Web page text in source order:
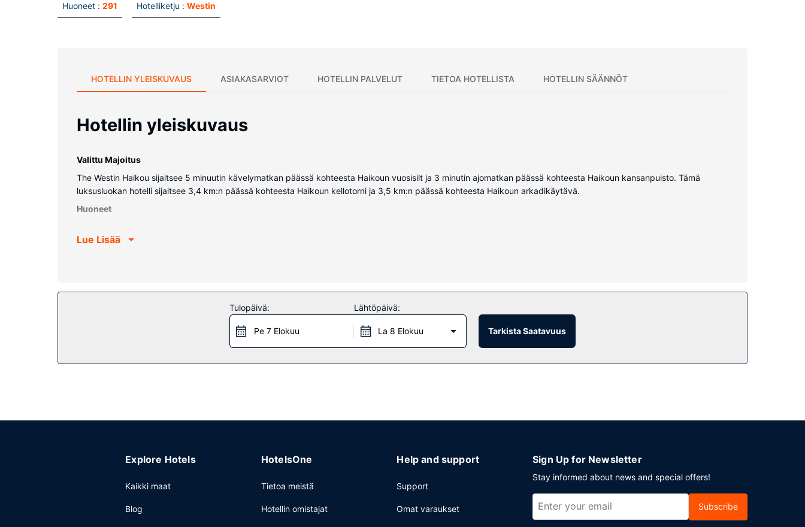
Huoneet : 291 Hotelliketju : Westin
HOTELLIN YLEISKUVAUS ASIAKASARVIOT HOTELLIN PALVELUT TIETOA HOTELLISTA HOTELLIN SÄÄNNÖT
Hotellin yleiskuvaus
Valittu Majoitus
The Westin Haikou sijaitsee 5 minuutin kävelymatkan päässä kohteesta Haikoun vuosisilt ja 3 minutin ajomatkan päässä kohteesta Haikoun kansanpuisto. Tämä
luksusluokan hotelli sijaitsee 3,4 km:n päässä kohteesta Haikoun kellotorni ja 3,5 km:n päässä kohteesta Haikoun arkadikäytävä.
Huoneet
Mukavuuksiin kuuluu kaapelikanavat sekä ilmainen langaton internetyhteys. Huoneissa on oma kylpyhuone, ja sen varusteluun kuuluu suihkun ja kylpyammeen
kuntosali. Tämän hotellin palveluihin kuuluu muun muassa ilmainen langaton internetyhteys, concierge-palvelut ja hääpalvelut.
Tämän hotellissa ravintolan, 知味全日餐厅, joka on yksi sen 3 ravintolasta, erikoisuuksiin kuuluu aasialainen keittiö. Palveluihin kuuluu myös huonepalvelu (rajoitettuina
aikoina). Haluatko rentoutua? Nauti muutama drinkki 2 baarissa. Maksullinen buffetaamiainen tarjotaan päivittäin klo 6.30–10.00.
Lue Lisää
Tulopäivä:
Pe 7 Elokuu
Lähtöpäivä:
La 8 Elokuu Tarkista Saatavuus
Explore Hotels
Kaikki maat
Blog
HotelsOne
Tietoa meistä
Hotellin omistajat
Help and support
Support
Omat varaukset
Sign Up for Newsletter
Stay informed about news and special offers!
Subscribe